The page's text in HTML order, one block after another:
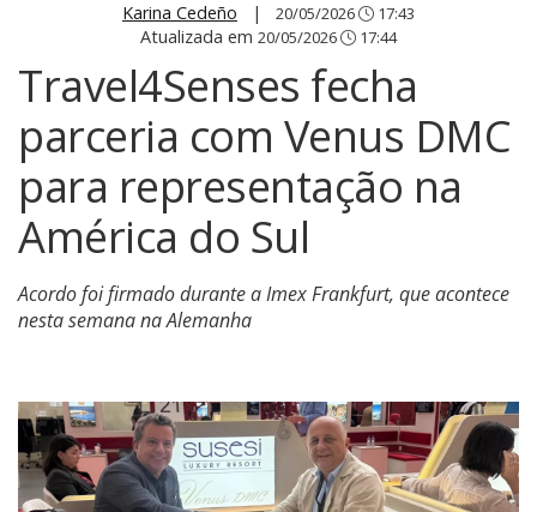
Karina Cedeño | 20/05/2026 17:43
Atualizada em 20/05/2026 17:44
Travel4Senses fecha
parceria com Venus DMC
para representação na
América do Sul
Acordo foi firmado durante a Imex Frankfurt, que acontece
nesta semana na Alemanha